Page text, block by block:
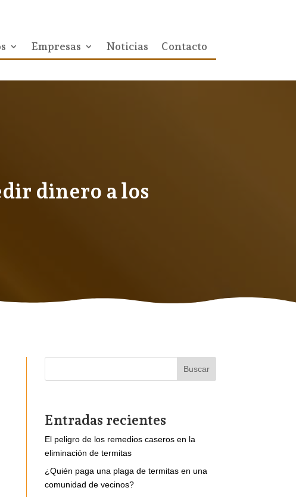
Empresas Noticias Contacto
dinero a los
Buscar
Entradas recientes
El peligro de los remedios caseros en la
eliminación de termitas
¿Quién paga una plaga de termitas en una
comunidad de vecinos?